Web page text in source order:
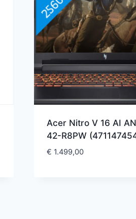
Acer Nitro V 16 AI
42-R8PW
€ 1.499,00